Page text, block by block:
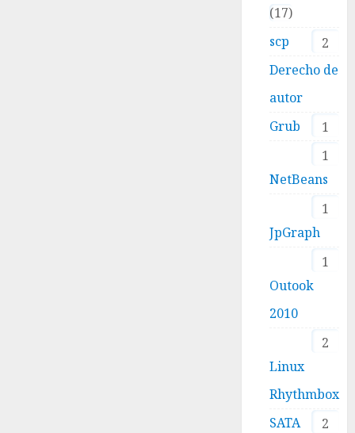
17
scp
2
Derecho de
autor
1
Grub
1
NetBeans
1
JpGraph
1
Outook
2010
2
Linux
Rhythmbox
2
SATA